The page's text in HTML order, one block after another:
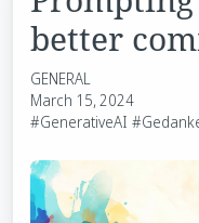
better
GENERAL
March 15, 2024
#GenerativeAI